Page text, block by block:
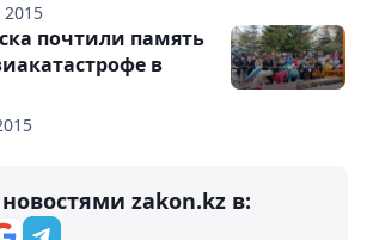
почтили память
в
zakon.kz в: